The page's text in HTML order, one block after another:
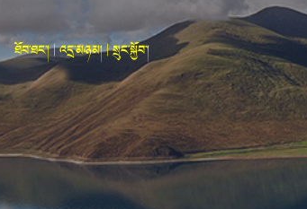
ཐོབ་ཐང་། | འདྲ་མཉམ། | སྲུང་སྐྱོབ་།